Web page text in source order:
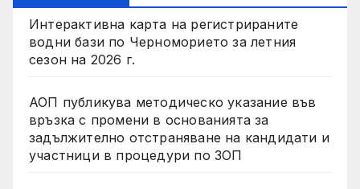
Интерактивна карта на регистрираните
водни бази по Черноморието за летния
сезон на 2026 г.
АОП публикува методическо указание във
връзка с промени в основанията за
задължително отстраняване на кандидати и
участници в процедури по ЗОП